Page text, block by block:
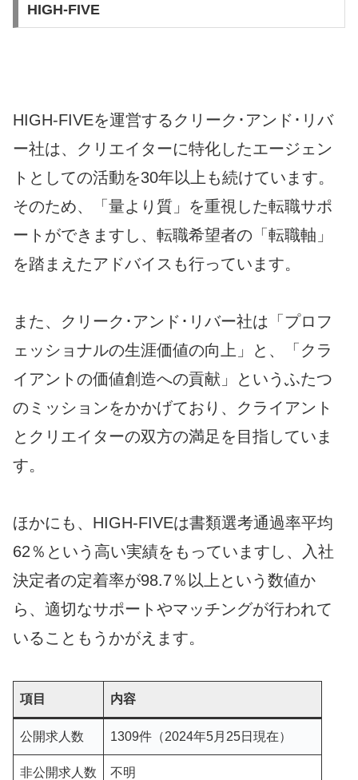
HIGH-FIVE
HIGH-FIVEを運営するクリーク･アンド･リバ
ー社は、クリエイターに特化したエージェン
トとしての活動を30年以上も続けています。
そのため、「量より質」を重視した転職サポ
ートができますし、転職希望者の「転職軸」
を踏まえたアドバイスも行っています。
また、クリーク･アンド･リバー社は「プロフ
ェッショナルの生涯価値の向上」と、「クラ
イアントの価値創造への貢献」というふたつ
のミッションをかかげており、クライアント
とクリエイターの双方の満足を目指していま
す。
ほかにも、HIGH-FIVEは書類選考通過率平均
62％という高い実績をもっていますし、入社
決定者の定着率が98.7％以上という数値か
ら、適切なサポートやマッチングが行われて
いることもうかがえます。
項目 内容
公開求人数 1309件（2024年5月25日現在）
非公開求人数 不明